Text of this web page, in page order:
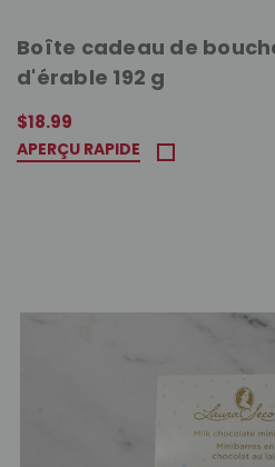
Boîte cadeau de
d'érable 192 g
$18.99
APERÇU RAPIDE